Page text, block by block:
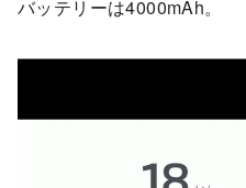
バッテリーは4000mAh。